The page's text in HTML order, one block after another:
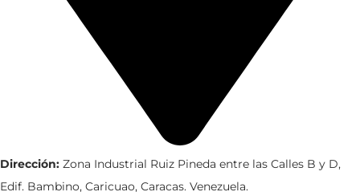
Dirección: Zona Industrial Ruiz Pineda entre las Calles B y D,
Edif. Bambino, Caricuao, Caracas. Venezuela.